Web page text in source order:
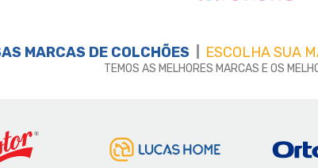
MARCAS DE COLCHÕES ESCOLHA SUA
TEMOS AS MELHORES MARCAS E OS